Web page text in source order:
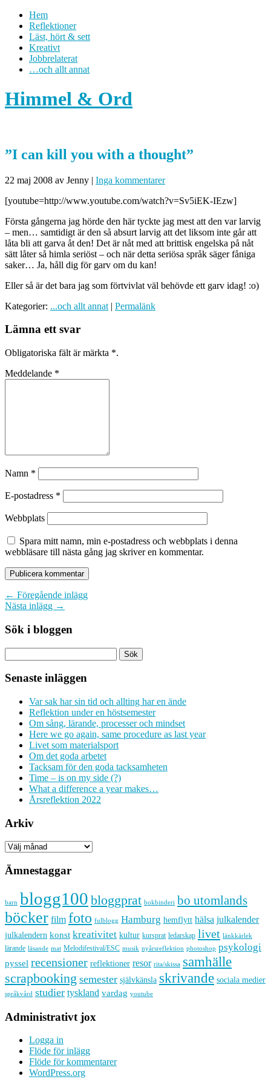
Hem
Reflektioner
Läst, hört & sett
Kreativt
Jobbrelaterat
…och allt annat
Himmel & Ord
”I can kill you with a thought”
22 maj 2008 av Jenny | Inga kommentarer
[youtube=http://www.youtube.com/watch?v=Sv5iEK-IEzw]
Första gångerna jag hörde den här tyckte jag mest att den var larvig
– men… samtidigt är den så absurt larvig att det liksom inte går att
låta bli att garva åt den! Det är nåt med att brittisk engelska på nåt
sätt låter så himla seriöst – och när detta seriösa språk säger fåniga
saker… Ja, håll dig för garv om du kan!
Eller så är det bara jag som förtvivlat väl behövde ett garv idag! :o)
Kategorier: ...och allt annat | Permalänk
Lämna ett svar
Obligatoriska fält är märkta *.
Meddelande *
Namn *
E-postadress *
Webbplats
Spara mitt namn, min e-postadress och webbplats i denna
webbläsare till nästa gång jag skriver en kommentar.
← Föregående inlägg
Nästa inlägg →
Sök i bloggen
Senaste inläggen
Var sak har sin tid och allting har en ände
Reflektion under en höstsemester
Om sång, lärande, processer och mindset
Here we go again, same procedure as last year
Livet som materialsport
Om det goda arbetet
Tacksam för den goda tacksamheten
Time – is on my side (?)
What a difference a year makes…
Årsreflektion 2022
Arkiv
Arkiv
Ämnestaggar
barn blogg100 bloggprat bokbinderi bo utomlands
böcker film foto fulblogg Hamburg hemflytt hälsa julkalender
julkalendern konst kreativitet kultur kursprat ledarskap livet länkkärlek
lärande läsande mat Melodifestival/ESC musik nyårsreflektion photoshop psykologi
pyssel recensioner reflektioner resor rita/skissa samhälle
scrapbooking semester självkänsla skrivande sociala medier
språkvård studier tyskland vardag youtube
Administrativt jox
Logga in
Flöde för inlägg
Flöde för kommentarer
WordPress.org